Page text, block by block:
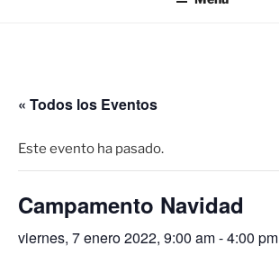
« Todos los Eventos
Este evento ha pasado.
Campamento Navidad
viernes, 7 enero 2022, 9:00 am-4:00 pm